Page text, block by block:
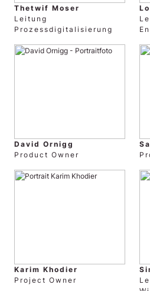
Thetwif Moser
Leitung
Prozessdigitalisierung
David Ornigg
Product Owner
Karim Khodier
Project Owner